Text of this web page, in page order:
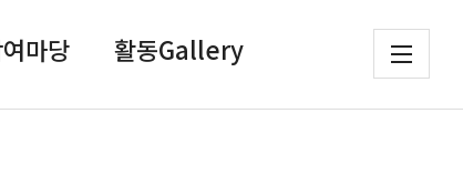
마당 활동Gallery